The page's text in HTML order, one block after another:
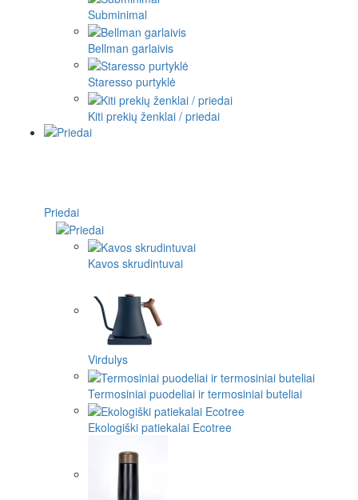
Subminimal
Bellman garlaivis
Staresso purtyklė
Kiti prekių ženklai / priedai
Priedai
Kavos skrudintuvai
Virdulys
Termosiniai puodeliai ir termosiniai buteliai
Ekologiški patiekalai Ecotree